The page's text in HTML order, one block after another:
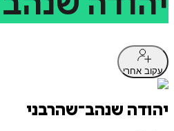
עקוב אחרי
יהודה שנהב־שהרבני